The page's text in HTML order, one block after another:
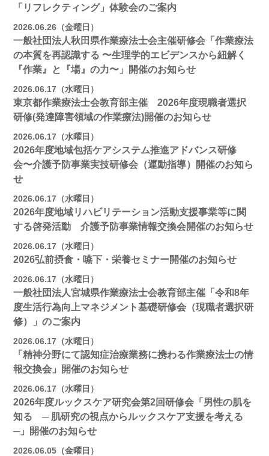
「リフレクティング」体験会のご案内
2026.06.26（金曜日）
一般社団法人秋田県作業療法士会主催研修会「作業療法
の本質を再認識する 〜生理学的エビデンスから紐解く
『作業』と『場』の力〜」開催のお知らせ
2026.06.17（水曜日）
東京都作業療法士会教育部主催 2026年度現職者選択
研修(発達障害領域の作業療法)開催のお知らせ
2026.06.17（水曜日）
2026年度地域包括ケアシステム推進アドバンス研修
会〜介護予防事業実技研修会（運動指導）開催のお知ら
せ
2026.06.17（水曜日）
2026年度地域リハビリテーション活動支援事業等に関
する啓発活動 介護予防事業情報交換会開催のお知らせ
2026.06.17（水曜日）
2026弘前摂食・嚥下・栄養セミナー開催のお知らせ
2026.06.17（水曜日）
一般社団法人宮城県作業療法士会教育部主催「令和8年
度生活行為向上マネジメント基礎研修会（現職者選択研
修）」のご案内
2026.06.17（水曜日）
「精神分野にて認知症治療業務に携わる作業療法士の情
報交換会」開催のお知らせ
2026.06.17（水曜日）
2026年度ルックスケア研究会第2回研修会「男性の肌を
知る ─ 肌研究の視点からルックスケア支援を考える
─」開催のお知らせ
2026.06.05（金曜日）